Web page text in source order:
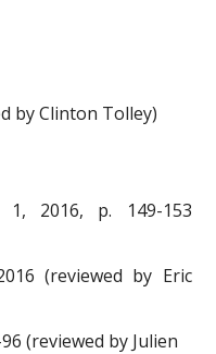
by Clinton Tolley)
2016, p. 149-153
(reviewed by Eric
(reviewed by Julien